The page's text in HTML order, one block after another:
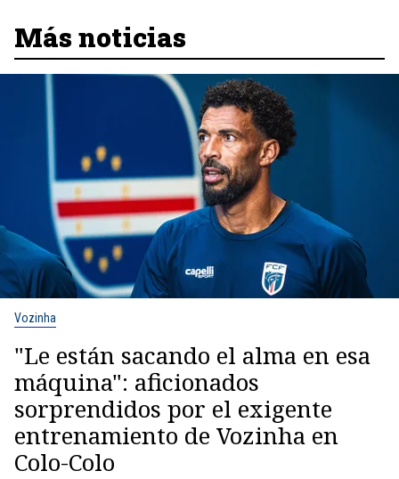
Más noticias
Vozinha
"Le están sacando el alma en esa
máquina": aficionados
sorprendidos por el exigente
entrenamiento de Vozinha en
Colo-Colo